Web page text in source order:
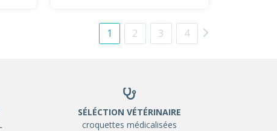
1 2 3 4
SÉLÉCTION VÉTÉRINAIRE
croquettes médicalisées